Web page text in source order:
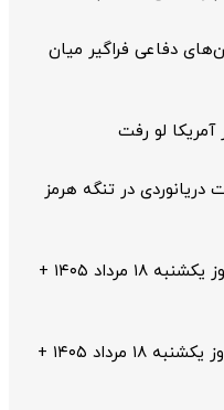
دفاعی فراگیر میان
آمریکا لو رفت
دریانوردی در تنگه هرمز
قیمت دلار و قیمت یورو امروز یکشنبه ۱۸ مرداد ۱۴۰۵ +
قیمت سکه و قیمت طلا امروز یکشنبه ۱۸ مرداد ۱۴۰۵ +